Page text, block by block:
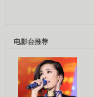
电影台推荐